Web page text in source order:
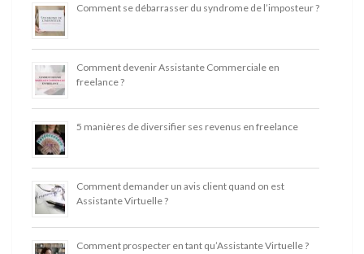
Comment se débarrasser du syndrome de l’imposteur ?
Comment devenir Assistante Commerciale en
freelance ?
5 manières de diversifier ses revenus en freelance
Comment demander un avis client quand on est
Assistante Virtuelle ?
Comment prospecter en tant qu’Assistante Virtuelle ?